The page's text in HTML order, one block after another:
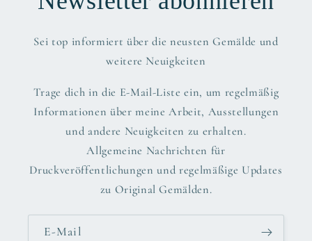
Sei top informiert über die neusten Gemälde und
weitere Neuigkeiten
Trage dich in die E-Mail-Liste ein, um regelmäßig
Informationen über meine Arbeit, Ausstellungen
und andere Neuigkeiten zu erhalten.
Allgemeine Nachrichten für
Druckveröffentlichungen und regelmäßige Updates
zu Original Gemälden.
E-Mail